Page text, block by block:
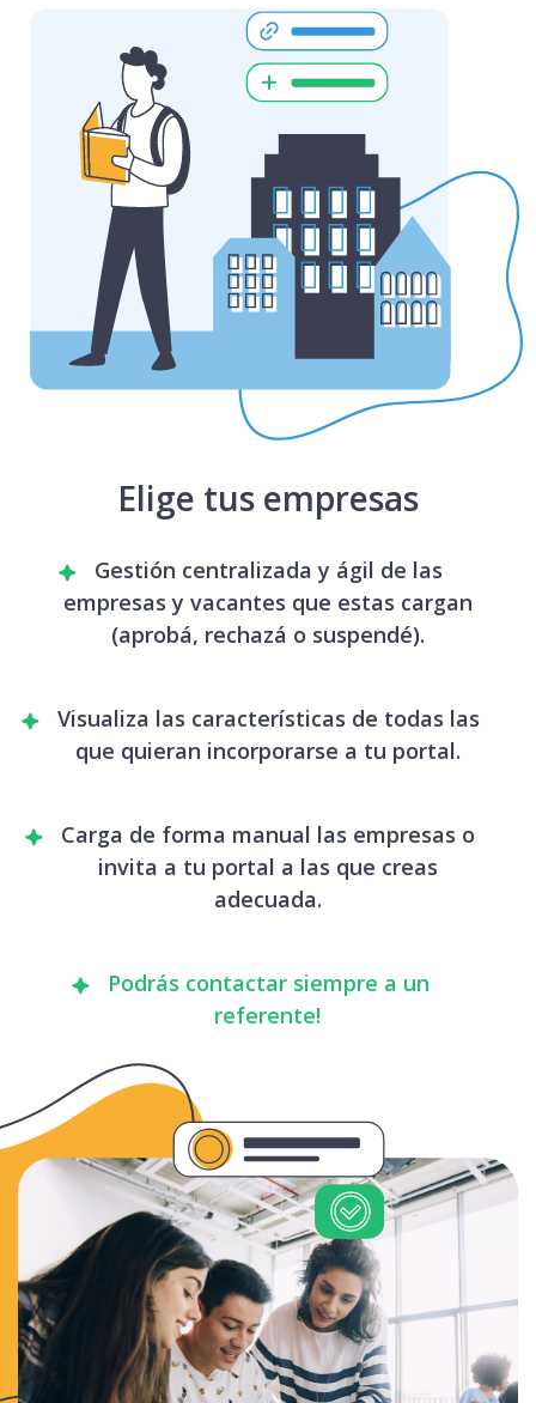
Elige tus empresas
Gestión centralizada y ágil de las
empresas y vacantes que estas cargan
(aprobá, rechazá o suspendé).
Visualiza las características de todas las
que quieran incorporarse a tu portal.
Carga de forma manual las empresas o
invita a tu portal a las que creas
adecuada.
Podrás contactar siempre a un
referente!